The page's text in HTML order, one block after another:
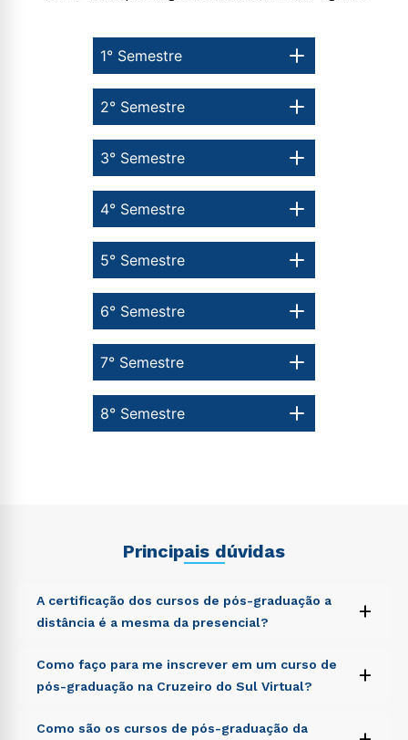
1° Semestre
8° Semestre
7° Semestre
6° Semestre
5° Semestre
4° Semestre
3° Semestre
2° Semestre
Principais dúvidas
A certificação dos cursos de pós-graduação a
distância é a mesma da presencial?
+
Sed ut perspiciatis unde omnis iste natus error sit
voluptatem accusantium doloremque laudantium,
totam rem aperiam, eaque ipsa quae ab illo inventore
explicabo. Nemo enim ipsam voluptatem quia
Como faço para me inscrever em um curso de
pós-graduação na Cruzeiro do Sul Virtual?
+
Sed ut perspiciatis unde omnis iste natus error sit
Como são os cursos de pós-graduação da